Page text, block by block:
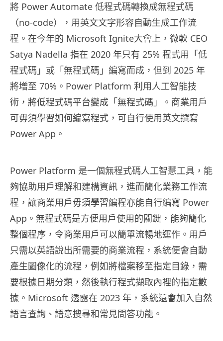
將 Power Automate 低程式碼轉換成無程式碼
（no-code），用英文文字形容自動生成工作流
程。在今年的 Microsoft Ignite大會上，微軟 CEO
Satya Nadella 指在 2020 年只有 25% 程式用「低
程式碼」或「無程式碼」編寫而成，但到 2025 年
將增至 70%。Power Platform 利用人工智能技
術，將低程式碼平台變成「無程式碼」。商業用戶
可毋須學習如何編寫程式，可自行使用英文撰寫
Power App。
Power Platform 是一個無程式碼人工智慧工具，能
夠協助用戶理解和建構資訊，進而簡化業務工作流
程，讓商業用戶毋須學習編程亦能自行編寫 Power
App。無程式碼是方便用戶使用的關鍵，能夠簡化
整個程序，令商業用戶可以簡單流暢地運作。用戶
只需以英語說出所需要的商業流程，系統便會自動
產生圖像化的流程，例如將檔案移至指定目錄，需
要根據日期分類，然後執行程式擷取內裡的指定數
據。Microsoft 透露在 2023 年，系統還會加入自然
語言查詢、語意搜尋和常見問答功能。